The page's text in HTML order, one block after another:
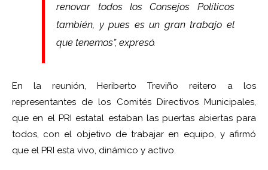
renovar todos los Consejos Políticos
también, y pues es un gran trabajo el
que tenemos”, expresó.
En la reunión, Heriberto Treviño reitero a los
representantes de los Comités Directivos Municipales,
que en el PRI estatal estaban las puertas abiertas para
todos, con el objetivo de trabajar en equipo, y afirmó
que el PRI esta vivo, dinámico y activo.